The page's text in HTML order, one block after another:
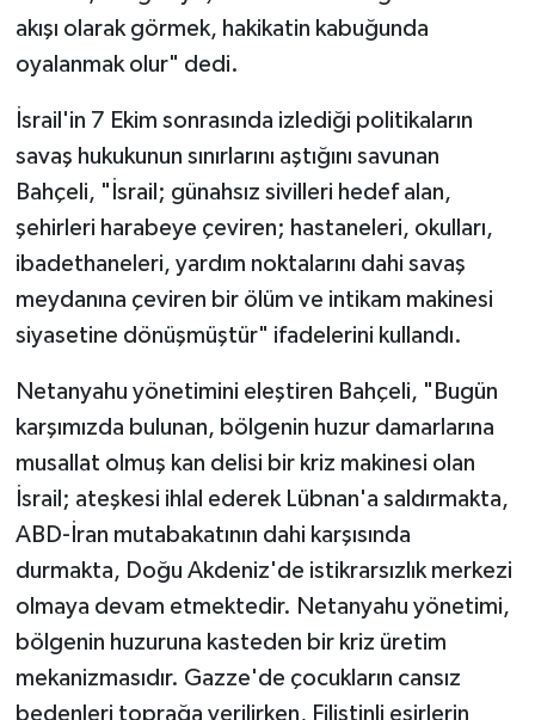
akışı olarak görmek, hakikatin kabuğunda
oyalanmak olur" dedi.
İsrail'in 7 Ekim sonrasında izlediği politikaların
savaş hukukunun sınırlarını aştığını savunan
Bahçeli, "İsrail; günahsız sivilleri hedef alan,
şehirleri harabeye çeviren; hastaneleri, okulları,
ibadethaneleri, yardım noktalarını dahi savaş
meydanına çeviren bir ölüm ve intikam makinesi
siyasetine dönüşmüştür" ifadelerini kullandı.
Netanyahu yönetimini eleştiren Bahçeli, "Bugün
karşımızda bulunan, bölgenin huzur damarlarına
musallat olmuş kan delisi bir kriz makinesi olan
İsrail; ateşkesi ihlal ederek Lübnan'a saldırmakta,
ABD-İran mutabakatının dahi karşısında
durmakta, Doğu Akdeniz'de istikrarsızlık merkezi
olmaya devam etmektedir. Netanyahu yönetimi,
bölgenin huzuruna kasteden bir kriz üretim
mekanizmasıdır. Gazze'de çocukların cansız
bedenleri toprağa verilirken, Filistinli esirlerin